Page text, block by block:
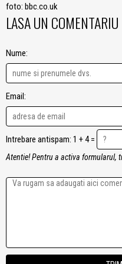
foto: bbc.co.uk
LASA UN COMENTARIU
Nume:
Email:
Intrebare antispam: 1 + 4 =
Atentie! Pentru a activa formularul,